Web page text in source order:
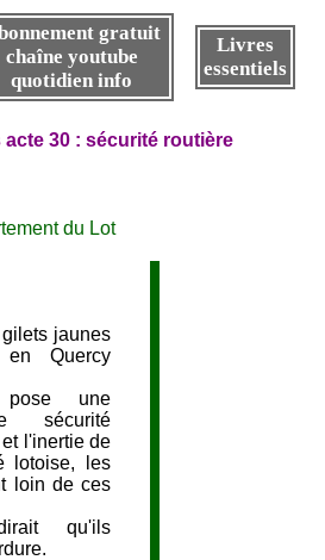
gratuit
chaîne youtube
quotidien info
Livres
essentiels
acte 30 : sécurité routière
du Lot
jaunes
Quercy
une
sécurité
l'inertie de
lotoise, les
loin de ces
qu'ils